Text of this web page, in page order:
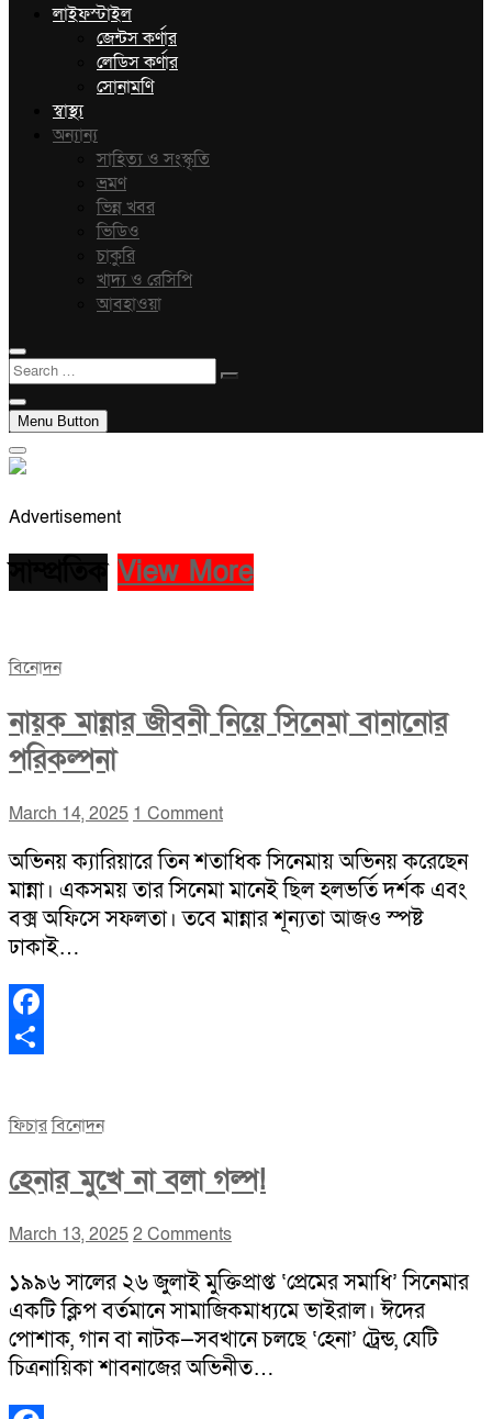
লাইফস্টাইল
জেন্টস কর্ণার
লেডিস কর্ণার
সোনামণি
স্বাস্থ্য
অন্যান্য
সাহিত্য ও সংস্কৃতি
ভ্রমণ
ভিন্ন খবর
ভিডিও
চাকুরি
খাদ্য ও রেসিপি
আবহাওয়া
Search
…
Menu Button
Advertisement
View More
বিনোদন
নায়ক মান্নার জীবনী নিয়ে সিনেমা বানানোর
পরিকল্পনা
March 14, 2025 1 Comment
অভিনয় ক্যারিয়ারে তিন শতাধিক সিনেমায় অভিনয় করেছেন
মান্না। একসময় তার সিনেমা মানেই ছিল হলভর্তি দর্শক এবং
বক্স অফিসে সফলতা। তবে মান্নার শূন্যতা আজও স্পষ্ট
ঢাকাই…
Facebook
ফিচারবিনোদন
হেনার মুখে না বলা গল্প!
March 13, 20252 Comments
১৯৯৬ সালের ২৬ জুলাই মুক্তিপ্রাপ্ত ‘প্রেমের সমাধি’ সিনেমার
একটি ক্লিপ বর্তমানে সামাজিকমাধ্যমে ভাইরাল। ঈদের
পোশাক, গান বা নাটক—সবখানে চলছে ‘হেনা’ ট্রেন্ড, যেটি
চিত্রনায়িকা শাবনাজের অভিনীত…